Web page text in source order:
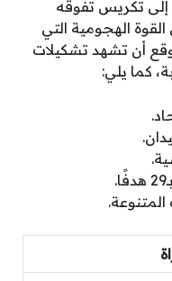
إلى تكريس تفوقه
الهجومية التي
أن تشهد تشكيلات
كما يلي: